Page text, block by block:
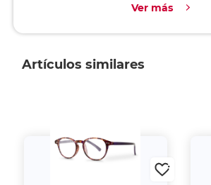
Ver más
Artículos similares